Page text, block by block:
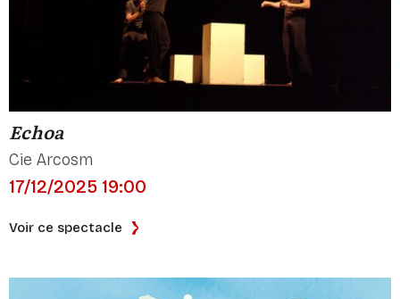
Echoa
Cie Arcosm
17/12/2025 19:00
Voir ce spectacle